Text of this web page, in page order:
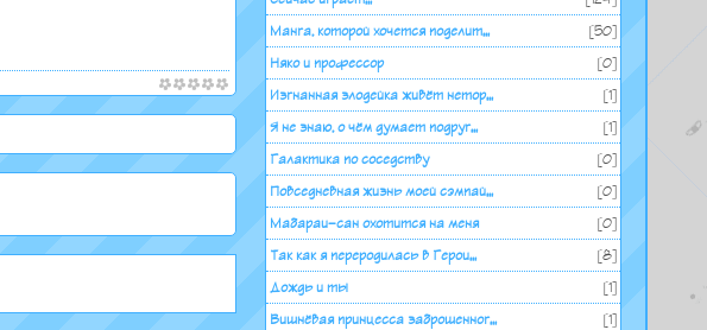
Манга, которой хочется поделит...
[50]
Няко и профессор
[0]
Изгнанная злодейка живёт нетор...
[1]
Я не знаю, о чём думает подруг...
[1]
Галактика по соседству
[0]
Повседневная жизнь моей сэмпай...
[0]
Мабараи-сан охотится на меня
[0]
Так как я переродилась в Герои...
[8]
Дождь и ты
[1]
Вишнёвая принцесса заброшенног...
[1]